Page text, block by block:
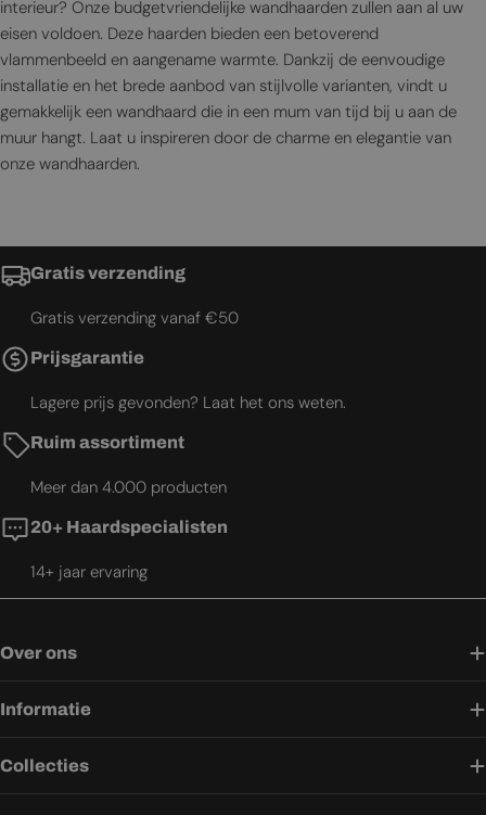
interieur? Onze budgetvriendelijke wandhaarden zullen aan al uw
eisen voldoen. Deze haarden bieden een betoverend
vlammenbeeld en aangename warmte. Dankzij de eenvoudige
installatie en het brede aanbod van stijlvolle varianten, vindt u
gemakkelijk een wandhaard die in een mum van tijd bij u aan de
muur hangt. Laat u inspireren door de charme en elegantie van
onze wandhaarden.
Gratis verzending
Gratis verzending vanaf €50
Prijsgarantie
Lagere prijs gevonden? Laat het ons weten.
Ruim assortiment
Meer dan 4.000 producten
20+ Haardspecialisten
14+ jaar ervaring
Over ons
Informatie
Collecties